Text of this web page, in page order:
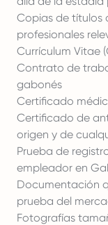
Copias de títulos
profesionales
Currículum Vitae
Contrato de
gabonés
Certificado
Certificado de
origen y de
Prueba de
empleador en
Documentación
prueba del
Fotografías